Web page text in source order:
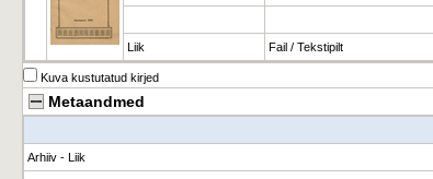
Liik Fail / Tekstipilt
Kuva kustutatud kirjed
Metaandmed
Arhiiv - Liik